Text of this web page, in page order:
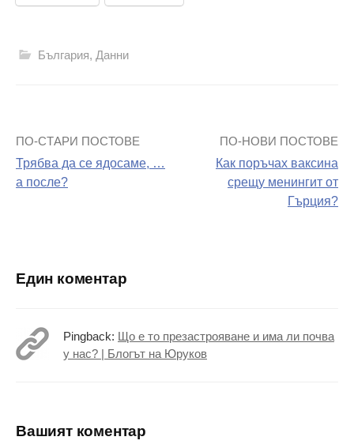
България, Данни
Навигация
на
ПО-СТАРИ ПОСТОВЕ
Трябва да се ядосаме, …
а после?
ПО-НОВИ ПОСТОВЕ
Как поръчах ваксина
срещу менингит от
Гърция?
Един коментар
Pingback: Що е то презастрояване и има ли почва
у нас? | Блогът на Юруков
Вашият коментар